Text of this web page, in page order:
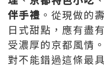
伴手禮 。從現做的
日式甜點，應有盡
受濃厚的京都風情
對不能錯過這條最